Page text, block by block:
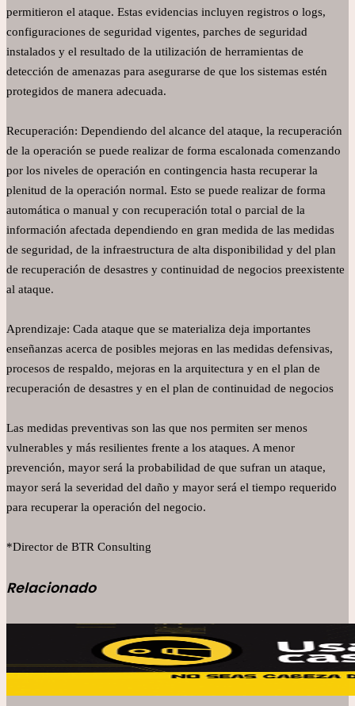
permitieron el ataque. Estas evidencias incluyen registros o logs,
configuraciones de seguridad vigentes, parches de seguridad
instalados y el resultado de la utilización de herramientas de
detección de amenazas para asegurarse de que los sistemas estén
protegidos de manera adecuada.
Recuperación: Dependiendo del alcance del ataque, la recuperación
de la operación se puede realizar de forma escalonada comenzando
por los niveles de operación en contingencia hasta recuperar la
plenitud de la operación normal. Esto se puede realizar de forma
automática o manual y con recuperación total o parcial de la
información afectada dependiendo en gran medida de las medidas
de seguridad, de la infraestructura de alta disponibilidad y del plan
de recuperación de desastres y continuidad de negocios preexistente
al ataque.
Aprendizaje: Cada ataque que se materializa deja importantes
enseñanzas acerca de posibles mejoras en las medidas defensivas,
procesos de respaldo, mejoras en la arquitectura y en el plan de
recuperación de desastres y en el plan de continuidad de negocios
Las medidas preventivas son las que nos permiten ser menos
vulnerables y más resilientes frente a los ataques. A menor
prevención, mayor será la probabilidad de que sufran un ataque,
mayor será la severidad del daño y mayor será el tiempo requerido
para recuperar la operación del negocio.
*Director de BTR Consulting
Relacionado